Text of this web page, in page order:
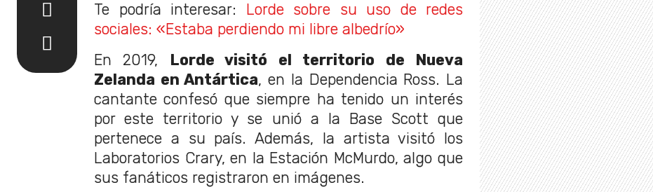
Te podría interesar:
Lorde sobre su uso de redes
sociales: «Estaba perdiendo mi libre albedrío»
En 2019,
Lorde visitó el territorio de Nueva
Zelanda en Antártica, en la Dependencia Ross. La
cantante confesó que siempre ha tenido un interés
por este territorio y se unió a la Base Scott que
pertenece a su país. Además, la artista visitó los
Laboratorios Crary, en la Estación McMurdo, algo que
sus fanáticos registraron en imágenes.